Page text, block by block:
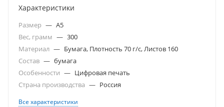
Характеристики
Размер — A5
Вес, грамм — 300
Материал — Бумага, Плотность 70 г/с, Листов 160
Состав — бумага
Особенности — Цифровая печать
Страна производства — Россия
Все характеристики